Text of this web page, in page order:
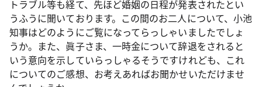
トラブル等も経て、先ほど婚姻の日程が発表されたとい
うふうに聞いております。この間のお二人について、小池
知事はどのようにご覧になってらっしゃいましたでしょ
うか。また、眞子さま、一時金について辞退をされると
いう意向を示していらっしゃるそうですけれども、これ
についてのご感想、お考えあればお聞かせいただけませ